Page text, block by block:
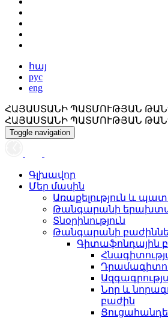
հայ
рус
eng
ՀԱՅԱՍՏԱՆԻ ՊԱՏՄՈՒԹՅԱՆ
ՀԱՅԱՍՏԱՆԻ ՊԱՏՄՈՒԹՅԱՆ
Toggle navigation
Գլխավոր
Մեր մասին
Առաքելություն և
Թանգարանի
Տնօրինություն
Թանգարանի
Գիտաֆոնդային
Նոր և
բաժին